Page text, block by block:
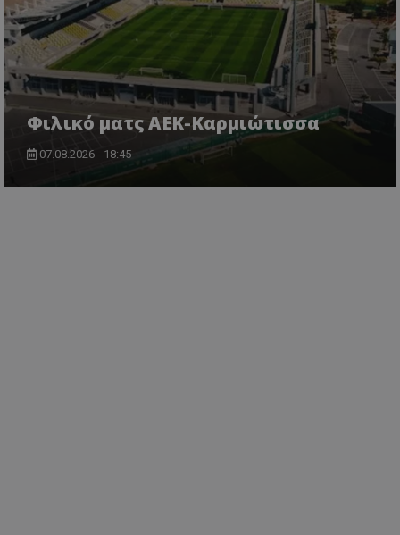
Φιλικό ματς ΑΕΚ-Καρμιώτισσα
07.08.2026 - 18:45